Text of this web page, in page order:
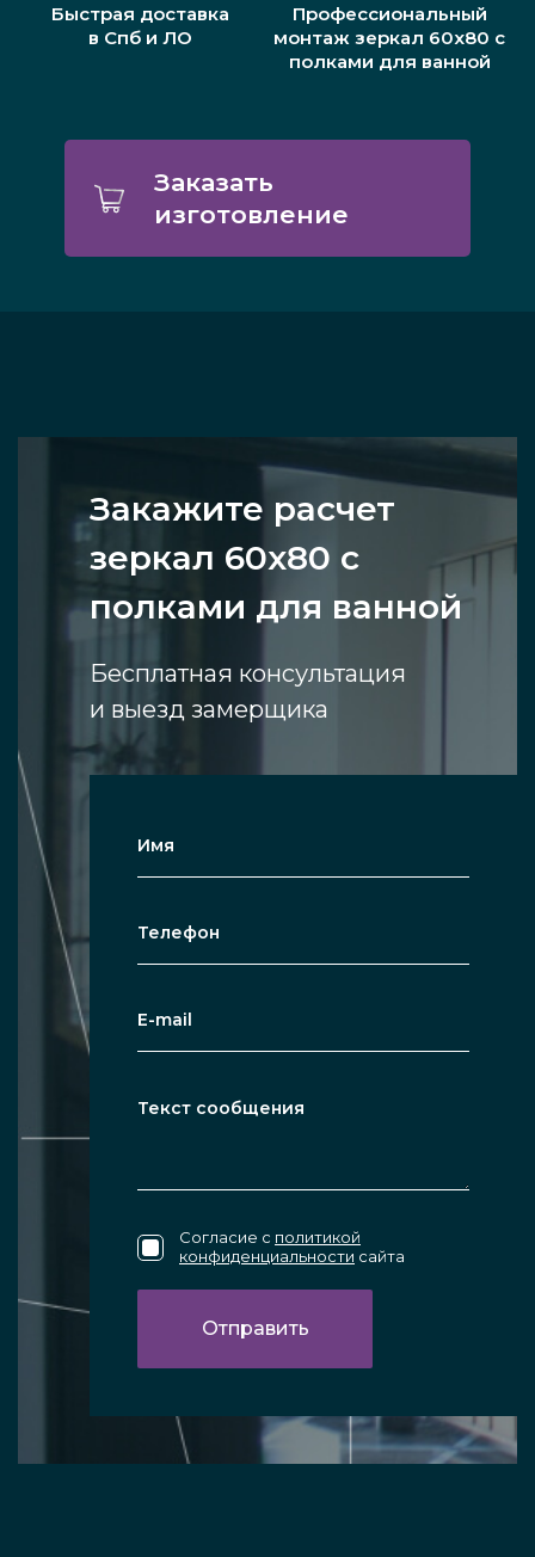
Быстрая доставка
в Спб и ЛО
Профессиональный
монтаж зеркал 60х80 с
полками для ванной
Заказать
изготовление
Закажите расчет
зеркал 60х80 с
полками для ванной
Бесплатная консультация
и выезд замерщика
Согласие с политикой
конфиденциальности сайта